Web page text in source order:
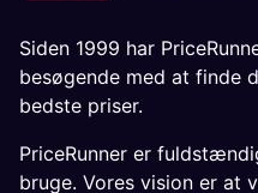
Siden 1999 har
besøgende med at finde
bedste priser.
PriceRunner er
bruge. Vores vision er at